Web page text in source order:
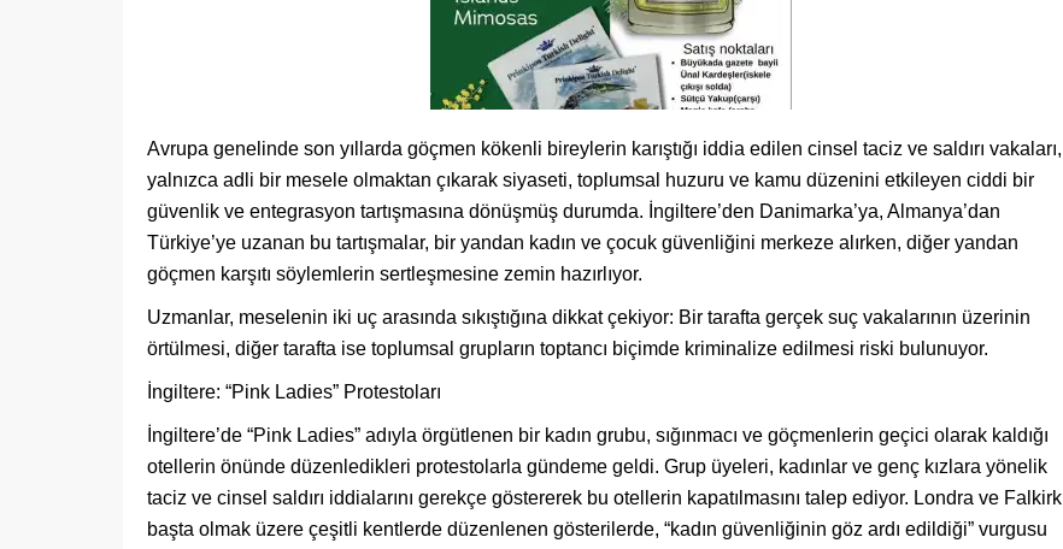
Avrupa genelinde son yıllarda göçmen kökenli bireylerin karıştığı iddia edilen cinsel taciz ve saldırı vakaları,
yalnızca adli bir mesele olmaktan çıkarak siyaseti, toplumsal huzuru ve kamu düzenini etkileyen ciddi bir
güvenlik ve entegrasyon tartışmasına dönüşmüş durumda. İngiltere’den Danimarka’ya, Almanya’dan
Türkiye’ye uzanan bu tartışmalar, bir yandan kadın ve çocuk güvenliğini merkeze alırken, diğer yandan
göçmen karşıtı söylemlerin sertleşmesine zemin hazırlıyor.
Uzmanlar, meselenin iki uç arasında sıkıştığına dikkat çekiyor: Bir tarafta gerçek suç vakalarının üzerinin
örtülmesi, diğer tarafta ise toplumsal grupların toptancı biçimde kriminalize edilmesi riski bulunuyor.
İngiltere: “Pink Ladies” Protestoları
İngiltere’de “Pink Ladies” adıyla örgütlenen bir kadın grubu, sığınmacı ve göçmenlerin geçici olarak kaldığı
otellerin önünde düzenledikleri protestolarla gündeme geldi. Grup üyeleri, kadınlar ve genç kızlara yönelik
taciz ve cinsel saldırı iddialarını gerekçe göstererek bu otellerin kapatılmasını talep ediyor. Londra ve Falkirk
başta olmak üzere çeşitli kentlerde düzenlenen gösterilerde, “kadın güvenliğinin göz ardı edildiği” vurgusu